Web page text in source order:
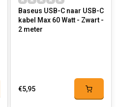
Baseus USB-C naar USB-C
kabel Max 60 Watt - Zwart -
2 meter
€5,95